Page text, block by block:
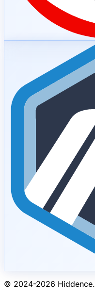
© 2024-2026 Hiddence.